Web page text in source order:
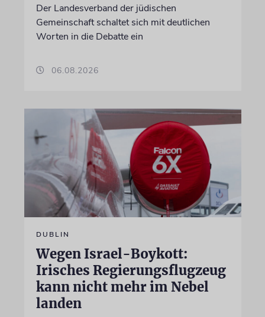
Der Landesverband der jüdischen
Gemeinschaft schaltet sich mit deutlichen
Worten in die Debatte ein
06.08.2026
DUBLIN
Wegen Israel-Boykott:
Irisches Regierungsflugzeug
kann nicht mehr im Nebel
landen